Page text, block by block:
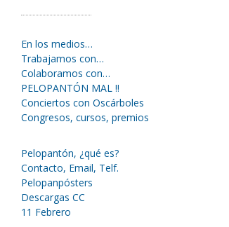
En los medios…
Trabajamos con…
Colaboramos con…
PELOPANTÓN MAL !!
Conciertos con Oscárboles
Congresos, cursos, premios
Pelopantón, ¿qué es?
Contacto, Email, Telf.
Pelopanpósters
Descargas CC
11 Febrero